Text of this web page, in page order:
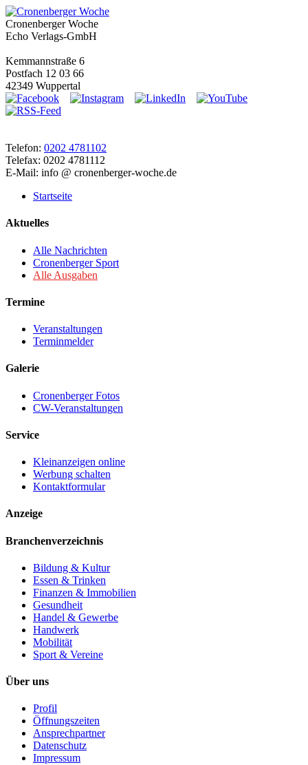
Cronenberger Woche
Echo Verlags-GmbH
Kemmannstraße 6
Postfach 12 03 66
42349 Wuppertal
Telefon: 0202 4781102
Telefax: 0202 4781112
E-Mail: info @ cronenberger-woche.de
Startseite
Aktuelles
Alle Nachrichten
Cronenberger Sport
Alle Ausgaben
Termine
Veranstaltungen
Terminmelder
Galerie
Cronenberger Fotos
CW-Veranstaltungen
Service
Kleinanzeigen online
Werbung schalten
Kontaktformular
Anzeige
Branchenverzeichnis
Bildung & Kultur
Essen & Trinken
Finanzen & Immobilien
Gesundheit
Handel & Gewerbe
Handwerk
Mobilität
Sport & Vereine
Über uns
Profil
Öffnungszeiten
Ansprechpartner
Datenschutz
Impressum